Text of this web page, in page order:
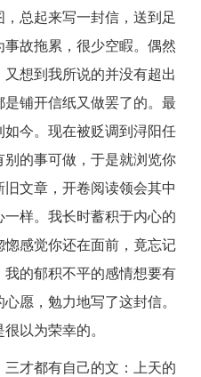
总起来写一封信，送到足
故拖累，很少空睱。偶然
想到我所说的并没有超出
铺开信纸又做罢了的。最
今。现在被贬调到浔阳任
的事可做，于是就浏览你
文章，开卷阅读领会其中
样。我长时蓄积于内心的
感觉你还在面前，竟忘记
的郁积不平的感情想要有
愿，勉力地写了这封信。
以为荣幸的。
才都有自己的文：上天的